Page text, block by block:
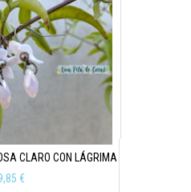
CLARO CON LÁGRIMA
€